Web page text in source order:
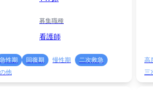
募集職種
看護師
急性期 回復期 慢性期
二次救急
他
高
三